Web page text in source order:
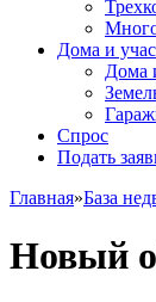
Дома и
Дома
Спрос
Подать
Главная»База
Новый